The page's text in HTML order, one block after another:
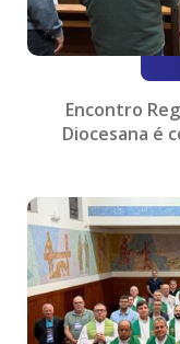
Encontro
Diocesana é